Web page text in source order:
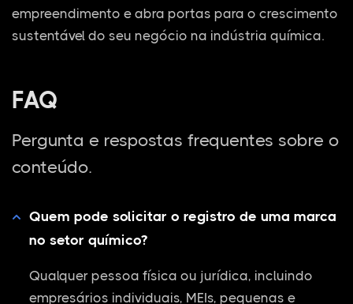
empreendimento e abra portas para o crescimento
sustentável do seu negócio na indústria química.
FAQ
Pergunta e respostas frequentes sobre o
conteúdo.
Quem pode solicitar o registro de uma marca
no setor químico?
Qualquer pessoa física ou jurídica, incluindo
empresários individuais, MEIs, pequenas e